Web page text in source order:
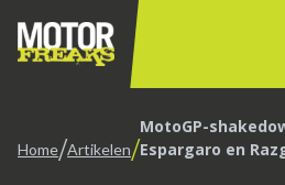
Home/Artikelen/MotoGP-
Espargaro en